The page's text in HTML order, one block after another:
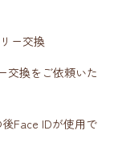
ー交換
交換をご依頼いた
Face IDが使用で